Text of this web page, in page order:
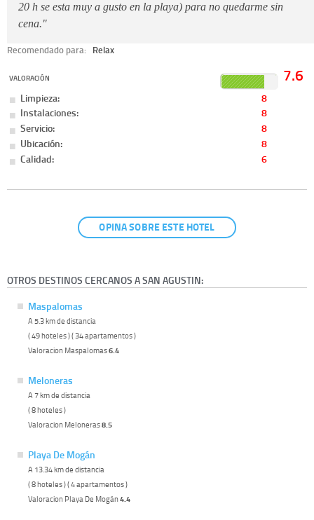
20 h se esta muy a gusto en la playa) para no quedarme sin
cena."
Recomendado para: Relax
VALORACIÓN 7.6
Limpieza:
8
Instalaciones:
8
Servicio:
8
Ubicación:
8
Calidad:
6
OPINA SOBRE ESTE HOTEL
OTROS DESTINOS CERCANOS A SAN AGUSTIN:
Maspalomas
A 5.3 km de distancia
( 49 hoteles ) ( 34 apartamentos )
Valoracion Maspalomas6.4
Meloneras
A 7 km de distancia
( 8 hoteles )
Valoracion Meloneras8.5
Playa De Mogán
A 13.34 km de distancia
( 8 hoteles ) ( 4 apartamentos )
Valoracion Playa De Mogán4.4